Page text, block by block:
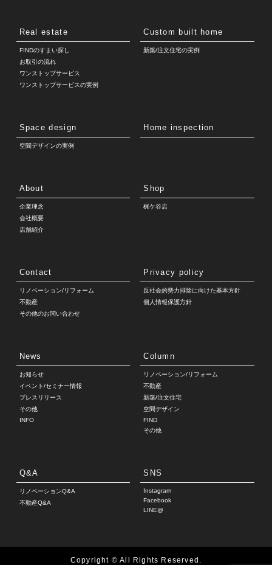
Real estate
FINDのすまい探し
お取引の流れ
ワンストップサービス
ワンストップサービスの実例
Custom built home
新築/注文住宅の実例
Space design
空間デザインの実例
Home inspection
About
企業理念
会社概要
店舗紹介
Shop
梶ケ谷店
Contact
リノベーション/リフォーム
不動産
その他のお問い合わせ
Privacy policy
反社会的勢力排除に向けた基本方針
個人情報保護方針
News
お知らせ
イベント/セミナー情報
プレスリリース
その他
INFO
Column
リノベーション/リフォーム
不動産
新築/注文住宅
空間デザイン
FIND
その他
Q&A
リノベーションQ&A
不動産Q&A
SNS
Instagram
Facebook
LINE@
Copyright © All Rights Reserved.